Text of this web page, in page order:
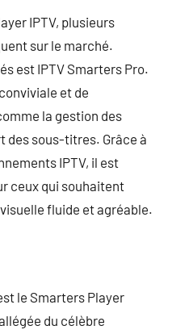
IPTV, plusieurs
sur le marché.
est IPTV Smarters Pro.
et de
la gestion des
des sous-titres. Grâce à
IPTV, il est
ceux qui souhaitent
fluide et agréable.
le Smarters Player
du célèbre